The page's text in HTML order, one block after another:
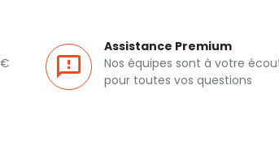
Assistance Premium
Nos équipes sont à votre
pour toutes vos questions